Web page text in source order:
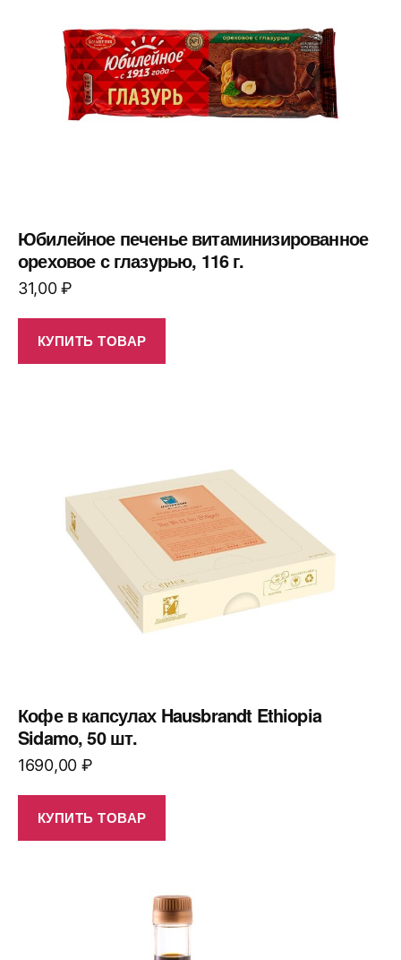
Юбилейное печенье витаминизированное
ореховое с глазурью, 116 г.
31,00₽
КУПИТЬ ТОВАР
Кофе в капсулах Hausbrandt Ethiopia
Sidamo, 50 шт.
1690,00 ₽
КУПИТЬ ТОВАР